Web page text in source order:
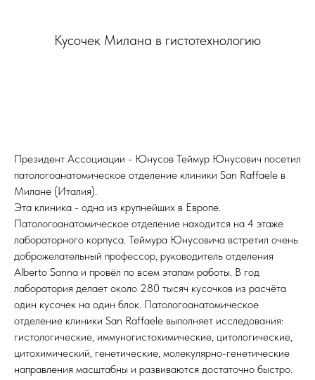
Кусочек Милана в гистотехнологию
Президент Ассоциации - Юнусов Теймур Юнусович посетил
патологоанатомическое отделение клиники San Raffaele в
Милане (Италия).
Эта клиника - одна из крупнейших в Европе.
Патологоанатомическое отделение находится на 4 этаже
лабораторного корпуса. Теймура Юнусовича встретил очень
доброжелательный профессор, руководитель отделения
Alberto Sanna и провёл по всем этапам работы. В год
лаборатория делает около 280 тысяч кусочков из расчёта
один кусочек на один блок. Патологоанатомическое
отделение клиники San Raffaele выполняет исследования:
гистологические, иммуногистохимические, цитологические,
цитохимический, генетические, молекулярно-генетические
направления масштабны и развиваются достаточно быстро.